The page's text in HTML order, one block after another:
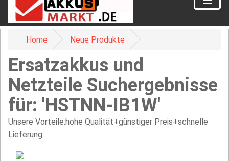
Home Neue Produkte
Ersatzakkus und
Netzteile Suchergebnisse
für: 'HSTNN-IB1W'
Unsere Vorteile:hohe Qualität+günstiger Preis+schnelle
Lieferung.